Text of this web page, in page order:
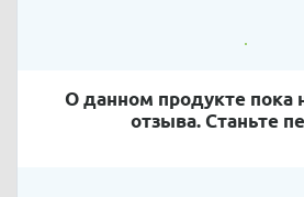
О данном продукте пока
отзыва. Станьте